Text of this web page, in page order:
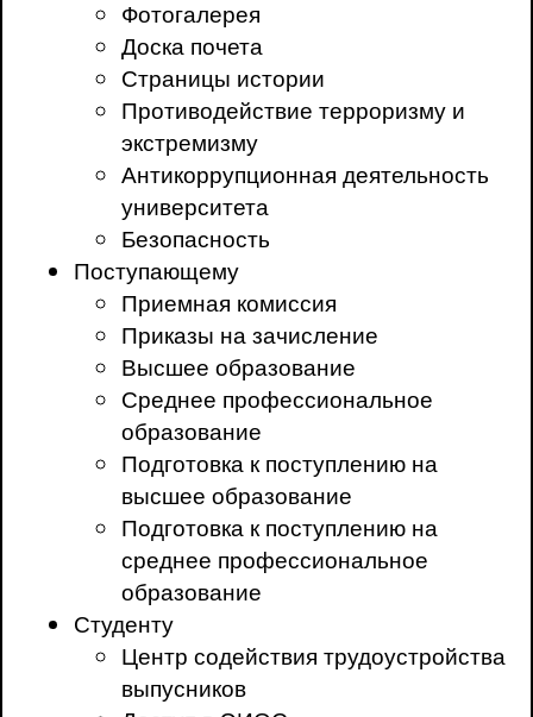
Фотогалерея
Доска почета
Страницы истории
Противодействие терроризму и
экстремизму
Антикоррупционная деятельность
университета
Безопасность
Поступающему
Приемная комиссия
Приказы на зачисление
Высшее образование
Среднее профессиональное
образование
Подготовка к поступлению на
высшее образование
Подготовка к поступлению на
среднее профессиональное
образование
Студенту
Центр содействия трудоустройства
выпусников